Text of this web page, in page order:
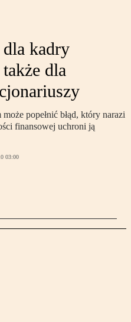
kadry
dla
popełnić błąd, który narazi
finansowej uchroni ją
03:00